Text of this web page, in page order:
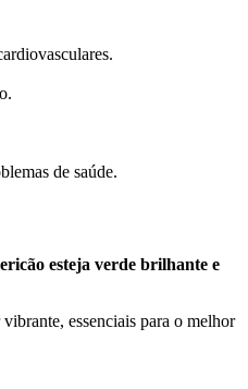
de saúde.
esteja verde brilhante e
essenciais para o melhor